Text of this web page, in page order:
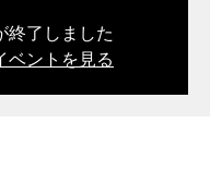
終了しました
ベントを見る